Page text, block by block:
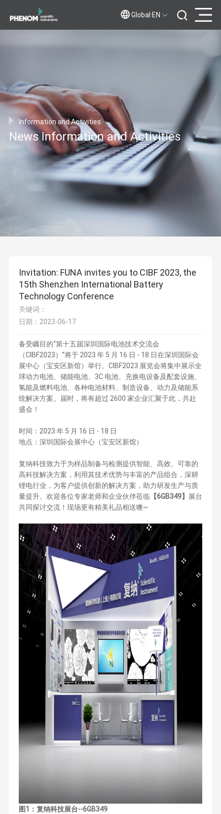
Global·EN
Information and Activities
News Information and Activities
Invitation: FUNA invites you to CIBF 2023, the
15th Shenzhen International Battery
Technology Conference
关键词：
日期：2023-06-17
备受瞩目的“第十五届深圳国际电池技术交流会
（CIBF2023）”将于 2023 年 5 月 16 日 - 18 日在深圳国际会
展中心（宝安区新馆）举行。CIBF2023 展览会将集中展示全
球动力电池、储能电池、3C 电池、充换电设备及配套设施、
氢能及燃料电池、各种电池材料、制造设备、动力及储能系
统解决方案。届时，将有超过 2600 家企业汇聚于此，共赴
盛会！
时间：2023 年 5 月 16 日 - 18 日
地点：深圳国际会展中心（宝安区新馆）
复纳科技致力于为样品制备与检测提供智能、高效、可靠的
高科技解决方案，利用其技术优势与丰富的产品组合，深耕
锂电行业，为客户提供创新的解决方案，助力研发生产与质
量提升。欢迎各位专家老师和企业伙伴莅临 【6GB349】 展台
共同探讨交流！现场更有精美礼品相送噢~
图1：复纳科技展台--6GB349